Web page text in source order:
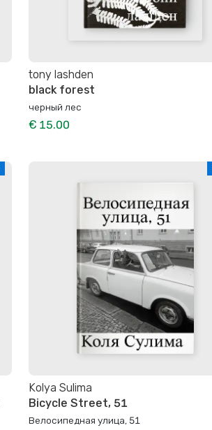
tony lashden
black forest
черный лес
€ 15.00
Kolya Sulima
Bicycle Street, 51
Велосипедная улица, 51